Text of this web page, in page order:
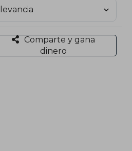
Comparte y gana
dinero